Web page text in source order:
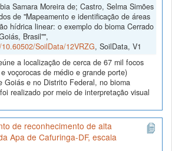
Samara Moreira de; Castro, Selma Simões
de "Mapeamento e identificação de áreas
hídrica linear: o exemplo do bioma Cerrado
Brasil"",
SoilData/12VRZG, SoilData, V1
a localização de cerca de 67 mil focos
voçorocas de médio e grande porte)
Goiás e no Distrito Federal, no bioma
realizado por meio de interpretação visual
de reconhecimento de alta
Apa de Cafuringa-DF, escala